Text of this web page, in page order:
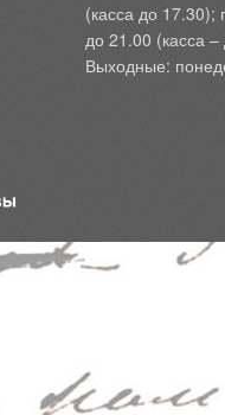
(касса до 17.30);
до 21.00 (касса
Выходные: